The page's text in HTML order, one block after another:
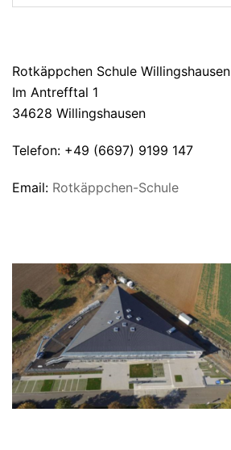
Rotkäppchen Schule Willingshausen
Im Antrefftal 1
34628 Willingshausen
Telefon: +49 (6697) 9199 147
Email: Rotkäppchen-Schule